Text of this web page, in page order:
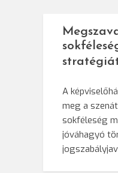
A
meg a
sokféleség
jóváhagyó